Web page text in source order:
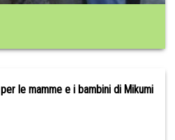
Rafforzare i servizi sanitari per le mamme e i bambini di Mikumi